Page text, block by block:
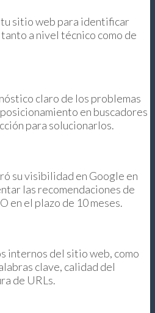
sitio web para identificar
a nivel técnico como de
claro de los problemas
en buscadores
para solucionarlos.
su visibilidad en Google en
las recomendaciones de
en el plazo de 10 meses.
internos del sitio web, como
clave, calidad del
de URLs.